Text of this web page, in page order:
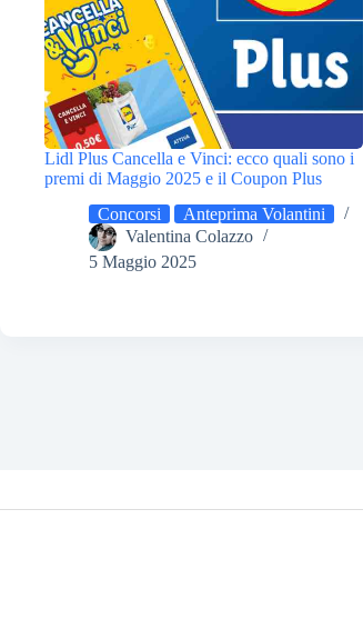
Lidl Plus Cancella e Vinci: ecco quali sono i
premi di Maggio 2025 e il Coupon Plus
Concorsi
Anteprima Volantini
Valentina Colazzo
5 Maggio 2025